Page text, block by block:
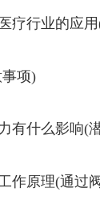
疗行业的应
项)
有什么影响(
作原理(通过